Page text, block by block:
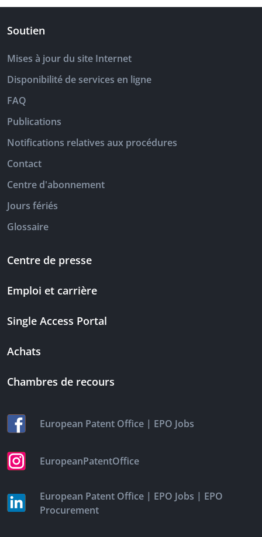
Soutien
Mises à jour du site Internet
Disponibilité de services en ligne
FAQ
Publications
Notifications relatives aux procédures
Contact
Centre d'abonnement
Jours fériés
Glossaire
Centre de presse
Emploi et carrière
Single Access Portal
Achats
Chambres de recours
European Patent Office | EPO Jobs
EuropeanPatentOffice
European Patent Office | EPO Jobs | EPO
Procurement